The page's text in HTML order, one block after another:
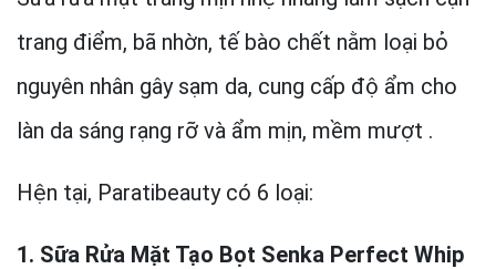
trang điểm, bã nhờn, tế bào chết nằm loại bỏ
nguyên nhân gây sạm da, cung cấp độ ẩm cho
làn da sáng rạng rỡ và ẩm mịn, mềm mượt .
Hện tại, Paratibeauty có 6 loại:
1. Sữa Rửa Mặt Tạo Bọt Senka Perfect Whip